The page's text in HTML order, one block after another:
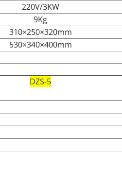
220V/3KW
9Kg
310×250×320mm
530×340×400mm
DZS-5